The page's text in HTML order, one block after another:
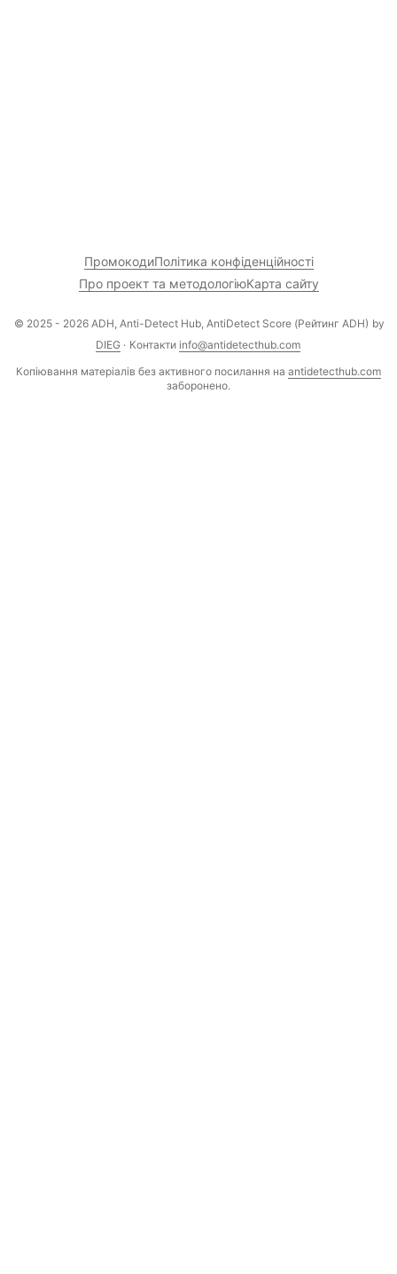
ПромокодиПолітика конфіденційності
Про проект та методологіюКарта сайту
© 2025 - 2026 ADH, Anti-Detect Hub, AntiDetect Score (Рейтинг ADH) by
DIEG · Контакти info@antidetecthub.com
Копіювання матеріалів без активного посилання на antidetecthub.com
заборонено.